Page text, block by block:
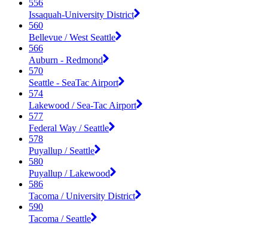
556
Issaquah-University District
560
Bellevue / West Seattle
566
Auburn - Redmond
570
Seattle - SeaTac Airport
574
Lakewood / Sea-Tac Airport
577
Federal Way / Seattle
578
Puyallup / Seattle
580
Puyallup / Lakewood
586
Tacoma / University District
590
Tacoma / Seattle